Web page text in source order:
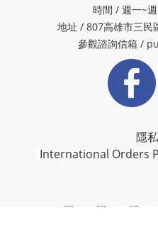
時間 / 週一~
地址 / 807高雄市三民
參觀諮詢信箱 /
隱
International Orders